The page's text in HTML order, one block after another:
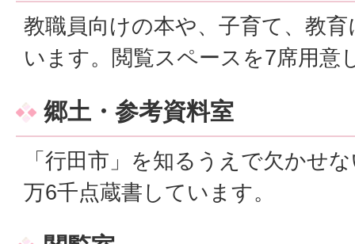
教職員向けの本や、子育て、教
います。閲覧スペースを7席用意
郷土・参考資料室
「行田市」を知るうえで欠かせ
万6千点蔵書しています。